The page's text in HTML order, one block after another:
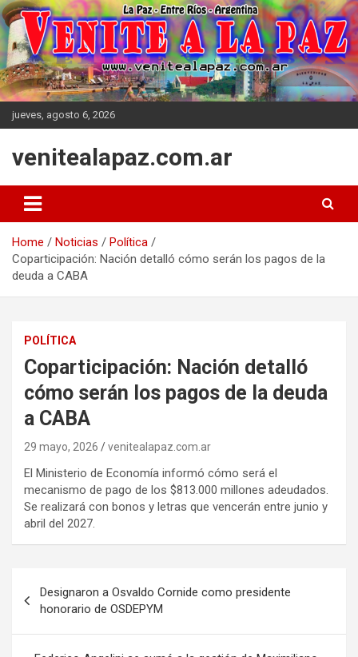
Skip
to
content
jueves, agosto 6, 2026
venitealapaz.com.ar
Home Noticias
Política
Coparticipación: Nación detalló cómo serán los pagos de la
deuda a CABA
POLÍTICA
Coparticipación: Nación detalló
cómo serán los pagos de la deuda
a CABA
29 mayo, 2026 venitealapaz.com.ar
El Ministerio de Economía informó cómo será el
mecanismo de pago de los $813.000 millones adeudados.
Se realizará con bonos y letras que vencerán entre junio y
abril del 2027.
de
entradas
Designaron a Osvaldo Cornide como presidente
honorario de OSDEPYM